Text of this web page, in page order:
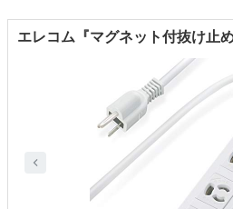
エレコム『マグネット付抜け止め